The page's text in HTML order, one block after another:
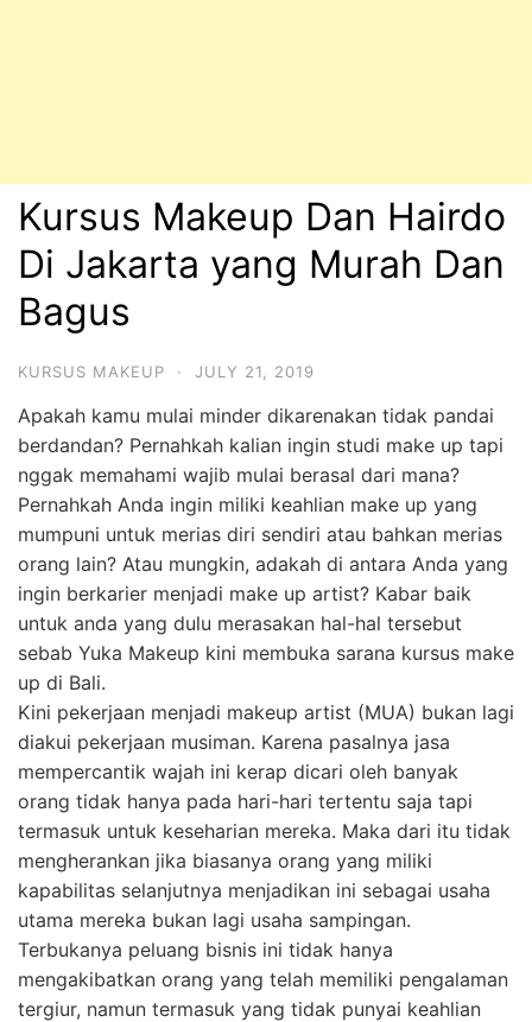
Kursus Makeup Dan Hairdo
Di Jakarta yang Murah Dan
Bagus
KURSUS MAKEUP · JULY 21, 2019
Apakah kamu mulai minder dikarenakan tidak pandai
berdandan? Pernahkah kalian ingin studi make up tapi
nggak memahami wajib mulai berasal dari mana?
Pernahkah Anda ingin miliki keahlian make up yang
mumpuni untuk merias diri sendiri atau bahkan merias
orang lain? Atau mungkin, adakah di antara Anda yang
ingin berkarier menjadi make up artist? Kabar baik
untuk anda yang dulu merasakan hal-hal tersebut
sebab Yuka Makeup kini membuka sarana kursus make
up di Bali.
Kini pekerjaan menjadi makeup artist (MUA) bukan lagi
diakui pekerjaan musiman. Karena pasalnya jasa
mempercantik wajah ini kerap dicari oleh banyak
orang tidak hanya pada hari-hari tertentu saja tapi
termasuk untuk keseharian mereka. Maka dari itu tidak
mengherankan jika biasanya orang yang miliki
kapabilitas selanjutnya menjadikan ini sebagai usaha
utama mereka bukan lagi usaha sampingan.
Terbukanya peluang bisnis ini tidak hanya
mengakibatkan orang yang telah memiliki pengalaman
tergiur, namun termasuk yang tidak punyai keahlian